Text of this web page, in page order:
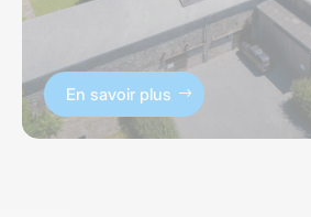
En savoir plus